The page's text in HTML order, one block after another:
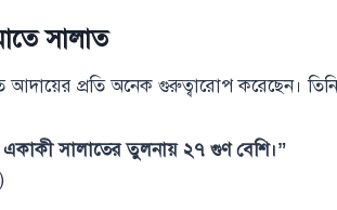
সালাত
আদায়ের প্রতি অনেক গুরুত্বারোপ করেছেন।
সালাতের তুলনায় ২৭ গুণ বেশি।”